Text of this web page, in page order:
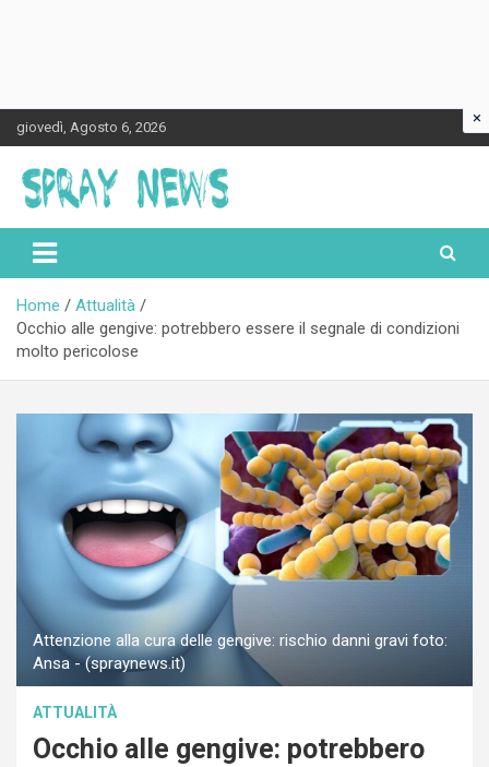
Skip
to
content
giovedì, Agosto 6, 2026
Spraynews.it
Home
Attualità
Occhio alle gengive: potrebbero essere il segnale di condizioni
molto pericolose
Attenzione alla cura delle gengive: rischio danni gravi foto:
Ansa - (spraynews.it)
ATTUALITÀ
Occhio alle gengive: potrebbero
×